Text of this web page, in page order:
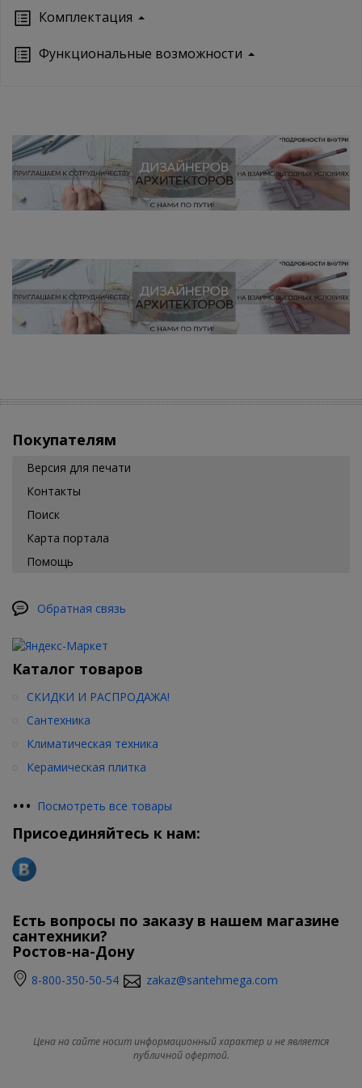
Кoмплектация
Функциональные возможности
Покупателям
Версия для печати
Контакты
Поиск
Карта портала
Помощь
Обратная связь
Каталог товаров
СКИДКИ И РАСПРОДАЖА!
Сантехника
Климатическая техника
Керамическая плитка
••• Посмотреть все товары
Присоединяйтесь к нам:
Есть вопросы по заказу в нашем магазине
сантехники?
Ростов-на-Дону
8-800-350-50-54 zakaz@santehmega.com
Цена на сайте носит информационный характер и не является
публичной офертой.